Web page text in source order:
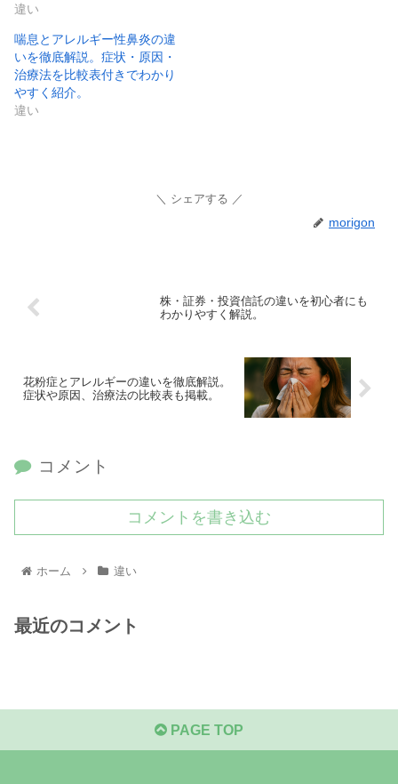
違い
喘息とアレルギー性鼻炎の違
いを徹底解説。症状・原因・
治療法を比較表付きでわかり
やすく紹介。
違い
シェアする
morigon
株・証券・投資信託の違いを初心者にも
わかりやすく解説。
花粉症とアレルギーの違いを徹底解説。
症状や原因、治療法の比較表も掲載。
コメント
コメントを書き込む
ホーム 違い
最近のコメント
PAGE TOP